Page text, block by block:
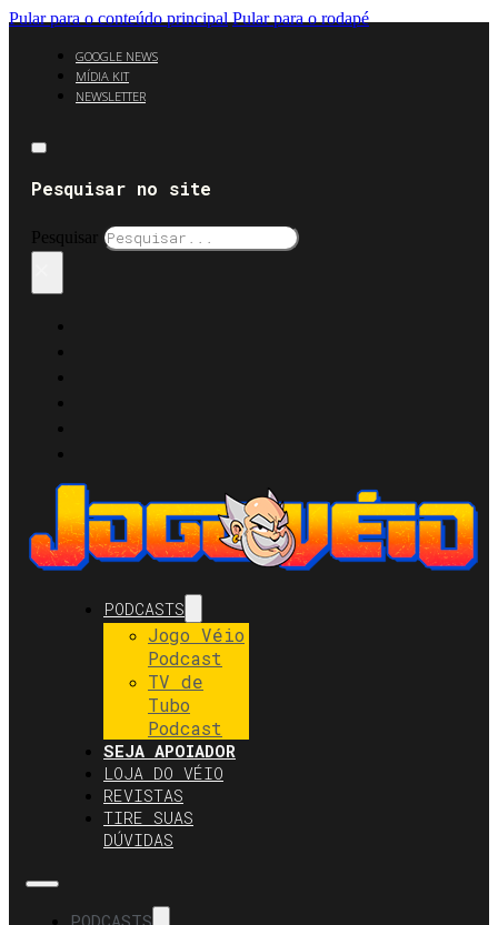
Pular para o conteúdo principal Pular para o rodapé
GOOGLE NEWS
MÍDIA KIT
NEWSLETTER
Pesquisar no site
Pesquisar
PODCASTS
Jogo Véio
Podcast
TV de
Tubo
Podcast
SEJA APOIADOR
LOJA DO VÉIO
REVISTAS
TIRE SUAS
DÚVIDAS
PODCASTS